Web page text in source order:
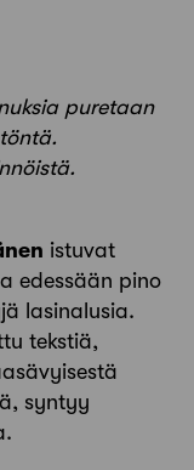
puretaan
istuvat
edessään pino
lasinalusia.
tekstiä,
syntyy